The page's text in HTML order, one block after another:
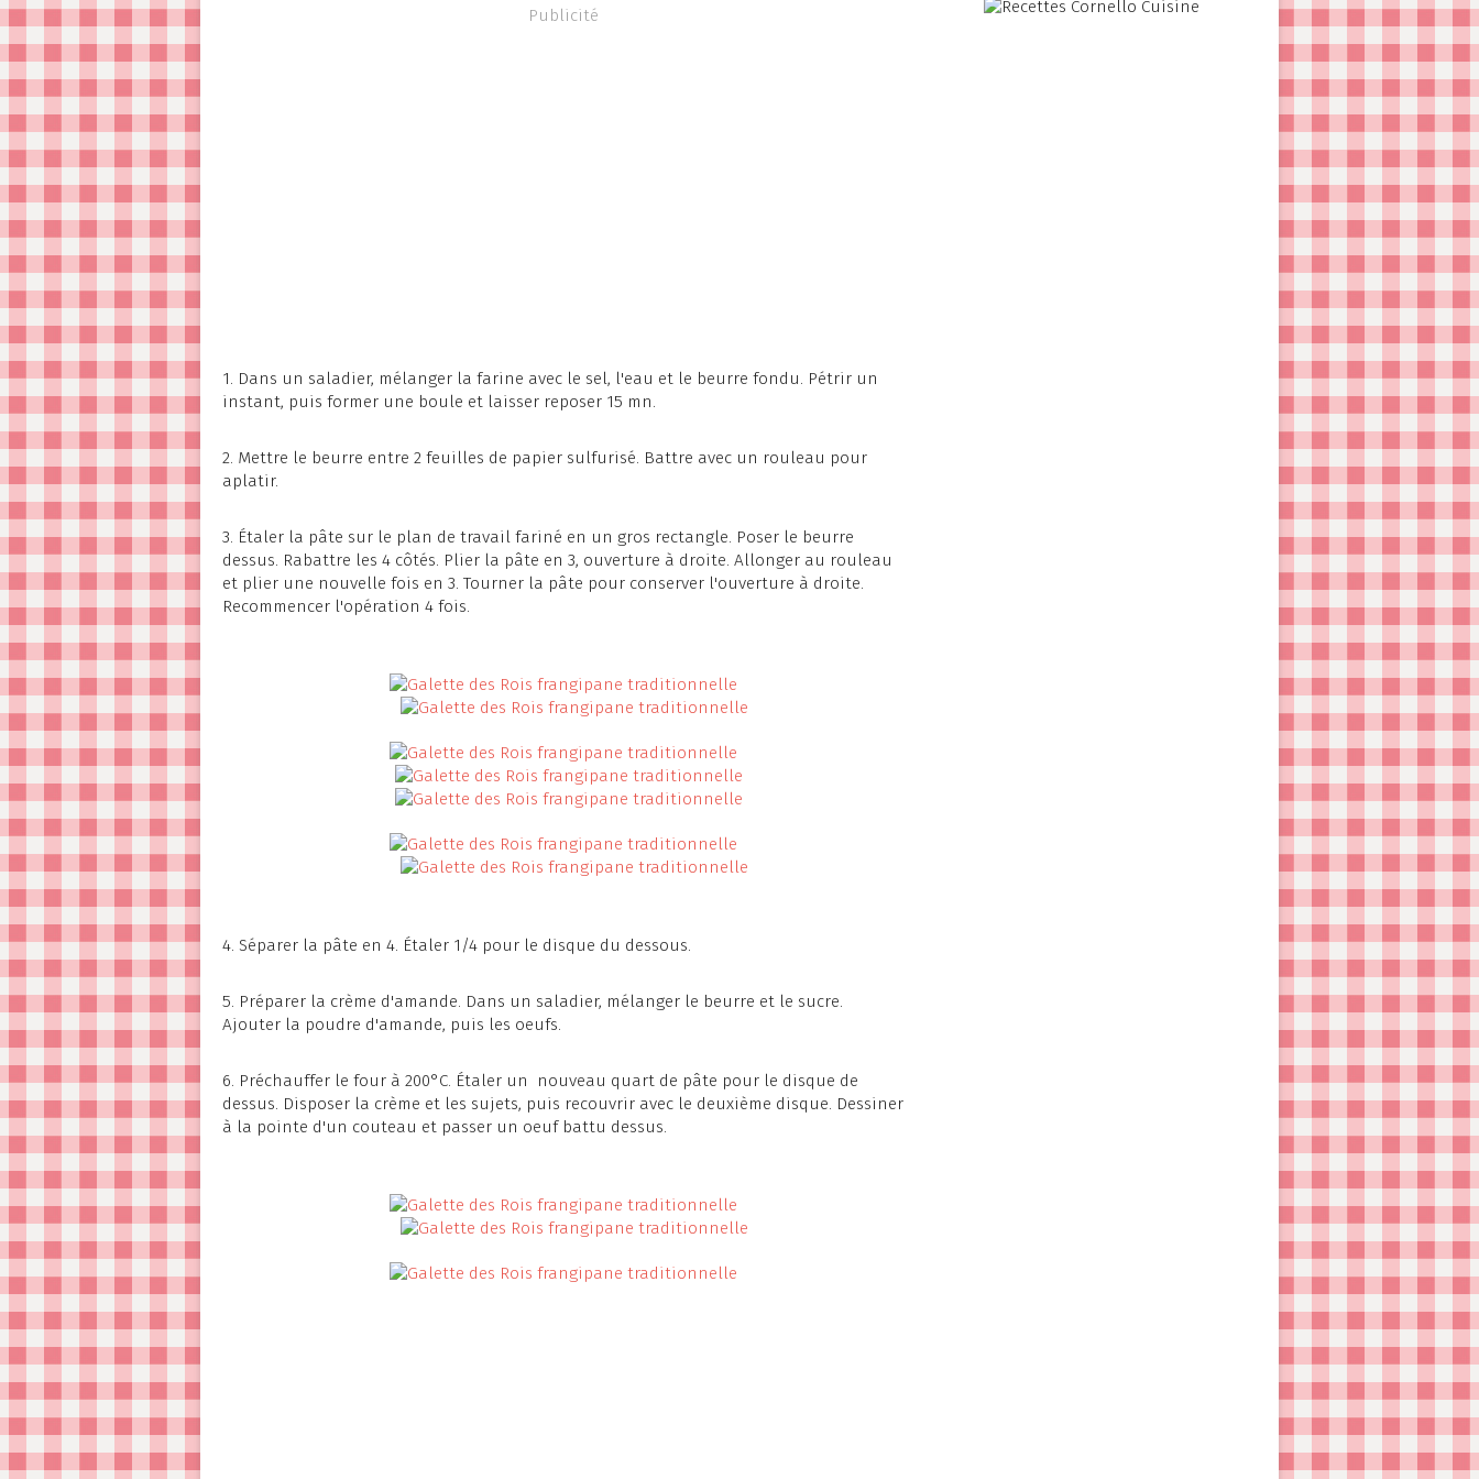
Publicité
1. Dans un saladier, mélanger la farine avec le sel, l'eau et le beurre fondu. Pétrir un
instant, puis former une boule et laisser reposer 15 mn.
2. Mettre le beurre entre 2 feuilles de papier sulfurisé. Battre avec un rouleau pour
aplatir.
3. Étaler la pâte sur le plan de travail fariné en un gros rectangle. Poser le beurre
dessus. Rabattre les 4 côtés. Plier la pâte en 3, ouverture à droite. Allonger au rouleau
et plier une nouvelle fois en 3. Tourner la pâte pour conserver l'ouverture à droite.
Recommencer l'opération 4 fois.
4. Séparer la pâte en 4. Étaler 1/4 pour le disque du dessous.
5. Préparer la crème d'amande. Dans un saladier, mélanger le beurre et le sucre.
Ajouter la poudre d'amande, puis les oeufs.
6. Préchauffer le four à 200°C. Étaler un nouveau quart de pâte pour le disque de
dessus. Disposer la crème et les sujets, puis recouvrir avec le deuxième disque. Dessiner
à la pointe d'un couteau et passer un oeuf battu dessus.